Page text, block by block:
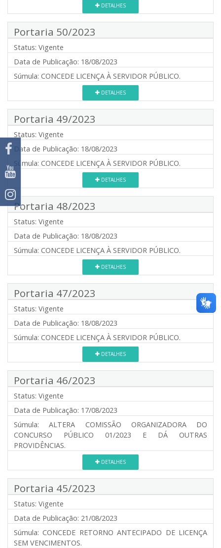
DETALHES
Portaria 50/2023
Status: Vigente
Data de Publicação: 18/08/2023
Súmula: CONCEDE LICENÇA À SERVIDOR PÚBLICO.
DETALHES
Portaria 49/2023
Status: Vigente
Data de Publicação: 18/08/2023
Súmula: CONCEDE LICENÇA À SERVIDOR PÚBLICO.
DETALHES
Portaria 48/2023
Status: Vigente
Data de Publicação: 18/08/2023
Súmula: CONCEDE LICENÇA À SERVIDOR PÚBLICO.
DETALHES
Portaria 47/2023
Status: Vigente
Data de Publicação: 18/08/2023
Súmula: CONCEDE LICENÇA À SERVIDOR PÚBLICO.
DETALHES
Portaria 46/2023
Status: Vigente
Data de Publicação: 17/08/2023
Súmula: ALTERA COMISSÃO ORGANIZADORA DO
CONCURSO PÚBLICO 01/2023 E DÁ OUTRAS
PROVIDÊNCIAS.
DETALHES
Portaria 45/2023
Status: Vigente
Data de Publicação: 21/08/2023
Súmula: CONCEDE RETORNO ANTECIPADO DE LICENÇA
SEM VENCIMENTOS.